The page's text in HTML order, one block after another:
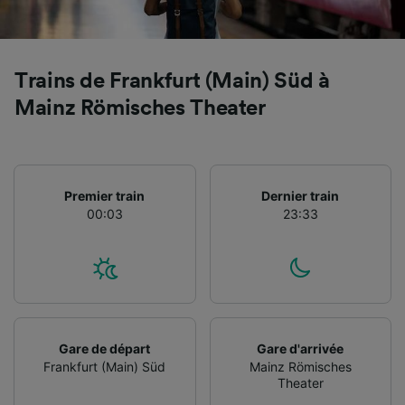
Trains de Frankfurt (Main) Süd à
Mainz Römisches Theater
Premier train
00:03
Dernier train
23:33
Gare de départ
Frankfurt (Main) Süd
Gare d'arrivée
Mainz Römisches
Theater
précises. Analyser activement les
caractéristiques de l’appareil pour
contenu personnalisés, mesure de
performance des publicités et du contenu,
études d’audience et développement de
Liste de nos partenaires (fournisseurs)